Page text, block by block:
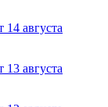
августа
августа